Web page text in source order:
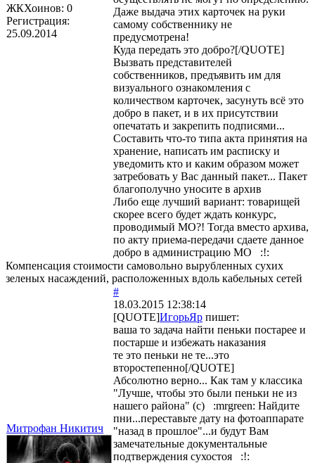
ЖКХоинов: 0
Регистрация:
25.09.2014
Даже выдача этих карточек на руки
самому собственнику не
предусмотрена!
Куда передать это добро?[/QUOTE]
Вызвать представителей
собственников, предъявить им для
визуального ознакомления с
количеством карточек, засунуть всё это
добро в пакет, и в их присутствии
опечатать и закрепить подписями...
Составить что-то типа акта принятия на
хранение, написать им расписку и
уведомить кто и каким образом может
затребовать у Вас данный пакет... Пакет
благополучно уносите в архив
Либо еще лучший вариант: товарищей
скорее всего будет ждать конкурс,
проводимый МО?! Тогда вместо архива,
по акту приема-передачи сдаете данное
добро в администрацию МО :!:
Компенсация стоимости самовольно вырубленных сухих
зеленых насаждений, расположенных вдоль кабельных сетей
Митрофан Никитич
#
18.03.2015 12:38:14
[QUOTE]ИгорьЯр пишет:
ваша то задача найти пеньки постарее и
постарше и избежать наказания
те это пеньки не те...это
второстепенно[/QUOTE]
Абсолютно верно... Как там у классика
"Лучше, чтобы это были пеньки не из
нашего района" (с) :mrgreen: Найдите
пни...переставьте дату на фотоаппарате
"назад в прошлое"...и будут Вам
замечательные документальные
подтверждения сухостоя :!: